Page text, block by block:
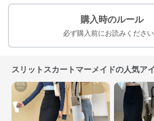
購入時のルール
必ず購入前にお読みください
スリットスカートマーメイドの人気ア